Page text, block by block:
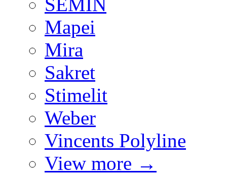
SEMIN
Mapei
Mira
Sakret
Stimelit
Weber
Vincents Polyline
View more →